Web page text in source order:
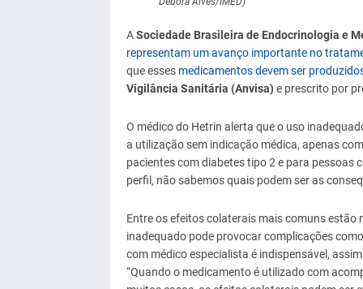
ASociedade Brasileira de Endocrinologia e
representam um avanço importante no
que esses medicamentos devem ser
Vigilância Sanitária (Anvisa)e prescrito por
O médico do Hetrin alerta que o uso
a utilização sem indicação médica, apenas
pacientes com diabetes tipo 2 e para pessoas
perfil, não sabemos quais podem ser as
Entre os efeitos colaterais mais comuns estão
inadequado pode provocar complicações
com médico especialista é indispensável,
“Quando o medicamento é utilizado com